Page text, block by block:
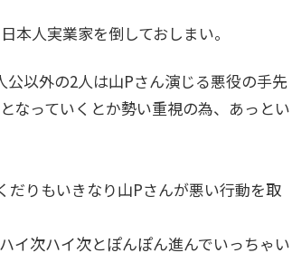
人実業家を倒しておしまい。
以外の2人は山Pさん演じる悪役の手先
なっていくとか勢い重視の為、あっとい
りもいきなり山Pさんが悪い行動を取
イ次ハイ次とぽんぽん進んでいっちゃい